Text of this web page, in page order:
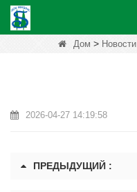
Дом > Новости
2026-04-27 14:19:58
ПРЕДЫДУЩИЙ :